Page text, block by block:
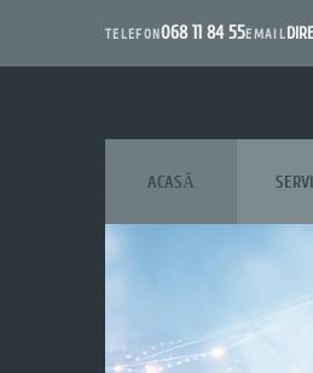
TELEFON068 11 84 55EMAIL
ACASĂ